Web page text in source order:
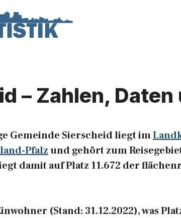
– Zahlen, Daten
Gemeinde Sierscheid liegt im
Pfalzund gehört zum
damit auf Platz 11.672 der
(Stand: 31.12.2022), was